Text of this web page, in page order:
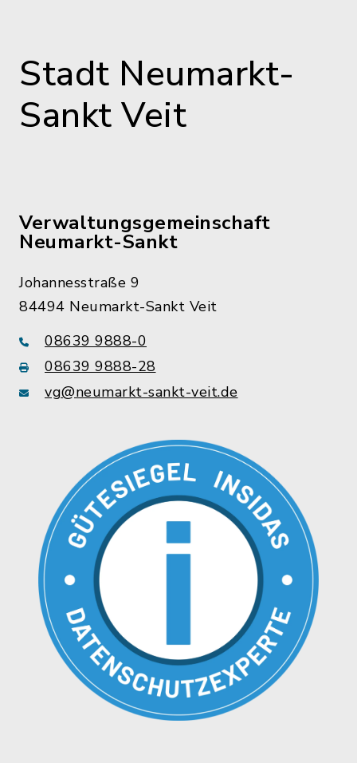
Stadt Neumarkt-
Sankt Veit
Verwaltungsgemeinschaft
Neumarkt-Sankt
Johannesstraße 9
84494 Neumarkt-Sankt Veit
08639 9888-0
08639 9888-28
vg@neumarkt-sankt-veit.de